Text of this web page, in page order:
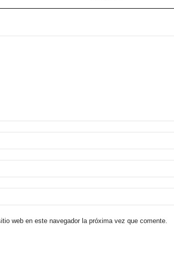
web en este navegador la próxima vez que comente.